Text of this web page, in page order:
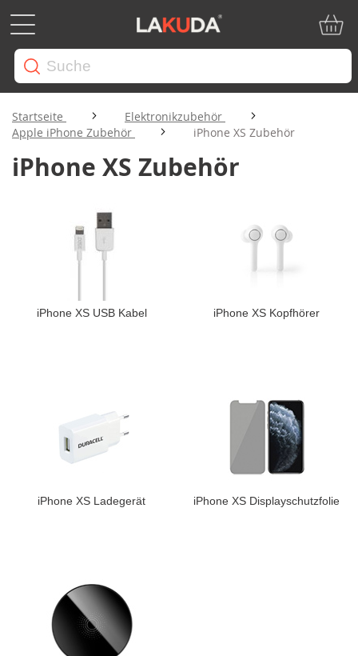
Startseite
Elektronikzubehör
Apple iPhone Zubehör
iPhone XS Zubehör
iPhone XS Zubehör
iPhone XS USB Kabel iPhone XS Kopfhörer
iPhone XS Ladegerät iPhone XS Displayschutzfolie